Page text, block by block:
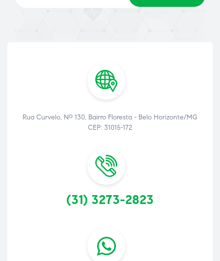
Rua Curvelo, Nº 130, Bairro Floresta - Belo Horizonte/MG
CEP: 31015-172
(31) 3273-2823